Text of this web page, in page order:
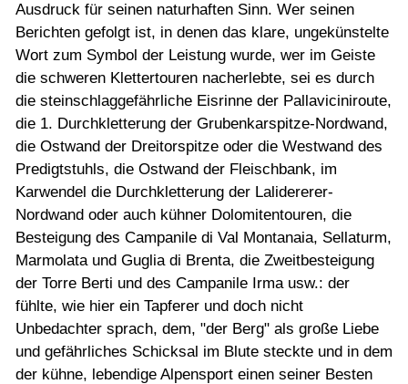
Ausdruck für seinen naturhaften Sinn. Wer seinen
Berichten gefolgt ist, in denen das klare, ungekünstelte
Wort zum Symbol der Leistung wurde, wer im Geiste
die schweren Klettertouren nacherlebte, sei es durch
die steinschlaggefährliche Eisrinne der Pallaviciniroute,
die 1. Durchkletterung der Grubenkarspitze-Nordwand,
die Ostwand der Dreitorspitze oder die Westwand des
Predigtstuhls, die Ostwand der Fleischbank, im
Karwendel die Durchkletterung der Lalidererer-
Nordwand oder auch kühner Dolomitentouren, die
Besteigung des Campanile di Val Montanaia, Sellaturm,
Marmolata und Guglia di Brenta, die Zweitbesteigung
der Torre Berti und des Campanile Irma usw.: der
fühlte, wie hier ein Tapferer und doch nicht
Unbedachter sprach, dem, "der Berg" als große Liebe
und gefährliches Schicksal im Blute steckte und in dem
der kühne, lebendige Alpensport einen seiner Besten